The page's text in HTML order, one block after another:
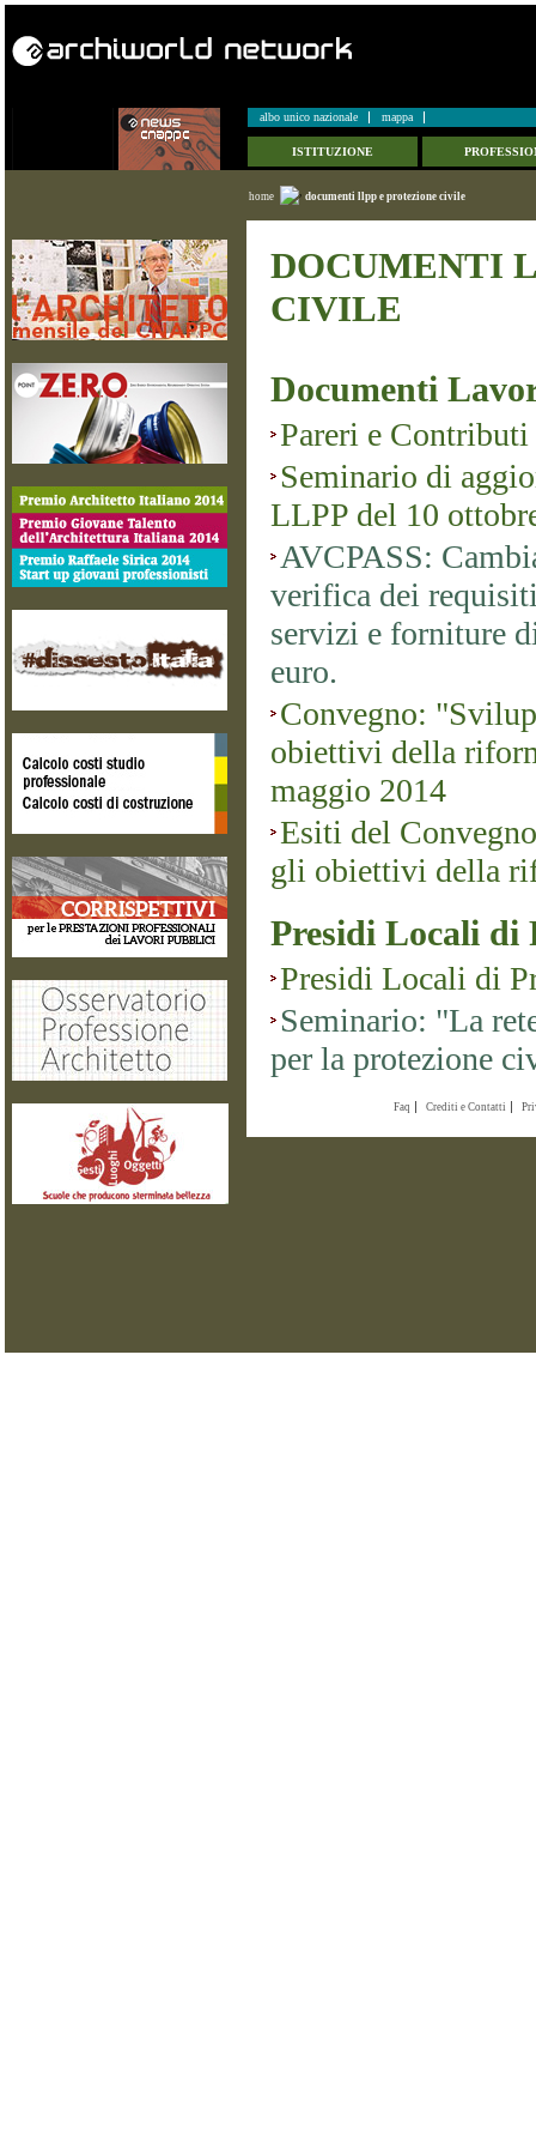
albo unico nazionale mappa
ISTITUZIONE
home documenti llpp e protezione civile
DOCUMENTI
CIVILE
Documenti
Pareri e Contributi
Seminario di
LLPP del 10
AVCPASS:
verifica dei
servizi e forniture
euro.
Convegno:
obiettivi della
maggio 2014
Esiti del
gli obiettivi della
Presidi Locali di
Presidi Locali di
Seminario: "La
per la protezione
Faq Crediti e Contatti